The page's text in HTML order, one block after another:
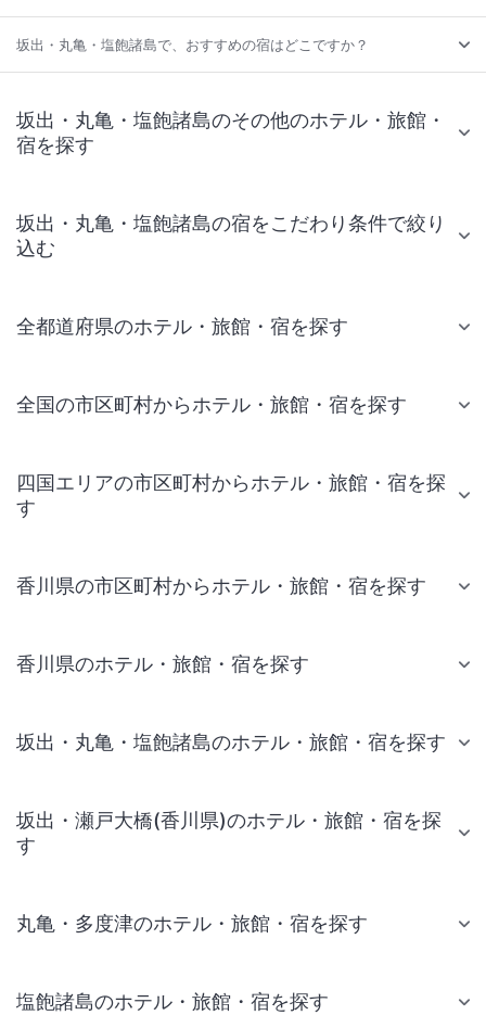
坂出・丸亀・塩飽諸島で、おすすめの宿はどこですか？
坂出・丸亀・塩飽諸島のその他のホテル・旅館・
宿を探す
坂出・丸亀・塩飽諸島の宿をこだわり条件で絞り
込む
全都道府県のホテル・旅館・宿を探す
全国の市区町村からホテル・旅館・宿を探す
四国エリアの市区町村からホテル・旅館・宿を探
す
香川県の市区町村からホテル・旅館・宿を探す
香川県のホテル・旅館・宿を探す
坂出・丸亀・塩飽諸島のホテル・旅館・宿を探す
坂出・瀬戸大橋(香川県)のホテル・旅館・宿を探
す
丸亀・多度津のホテル・旅館・宿を探す
塩飽諸島のホテル・旅館・宿を探す